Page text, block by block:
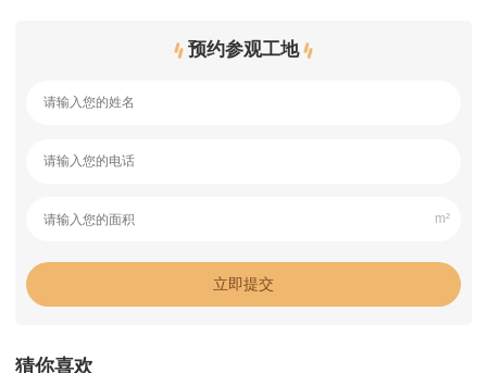
预约参观工地
m²
猜你喜欢